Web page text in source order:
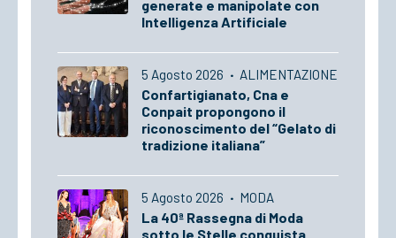
generate e manipolate con
Intelligenza Artificiale
5 Agosto 2026 · ALIMENTAZIONE
Confartigianato, Cna e
Conpait propongono il
riconoscimento del “Gelato di
tradizione italiana”
5 Agosto 2026 · MODA
La 40ª Rassegna di Moda
sotto le Stelle conquista